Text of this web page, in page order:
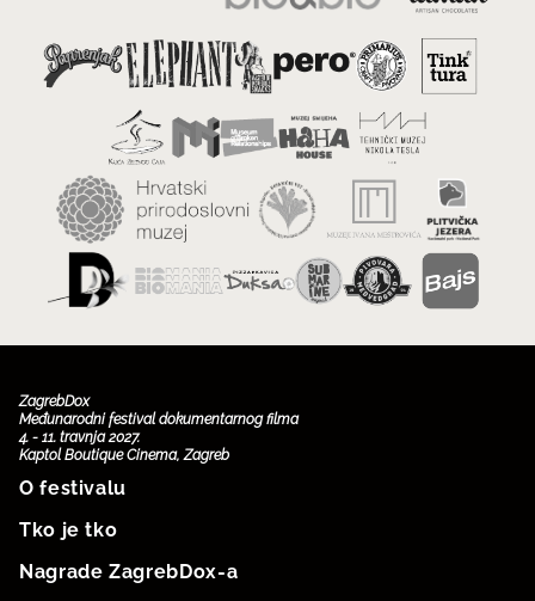
ZagrebDox
Međunarodni festival dokumentarnog filma
4. - 11. travnja 2027.
Kaptol Boutique Cinema, Zagreb
O festivalu
Tko je tko
Nagrade ZagrebDox-a